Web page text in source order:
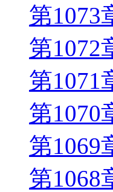
第1073
第1072
第1071
第1070
第1069
第1068